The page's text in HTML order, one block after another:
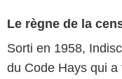
Le règne de la
Sorti en 1958,
du Code Hays qui